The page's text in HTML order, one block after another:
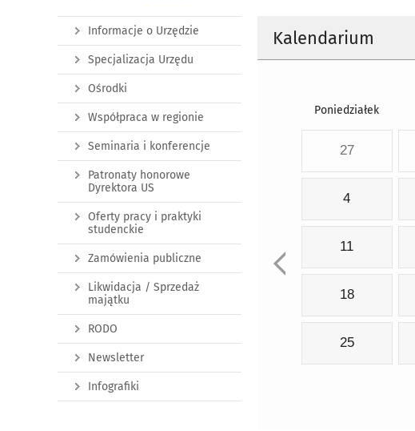
Kalendarium
Poniedziałek
27
4
11
18
25
Informacje o Urzędzie
Specjalizacja Urzędu
Ośrodki
Współpraca w regionie
Seminaria i konferencje
Patronaty honorowe
Dyrektora US
Oferty pracy i praktyki
studenckie
Zamówienia publiczne
Likwidacja / Sprzedaż
majątku
RODO
Newsletter
Infografiki